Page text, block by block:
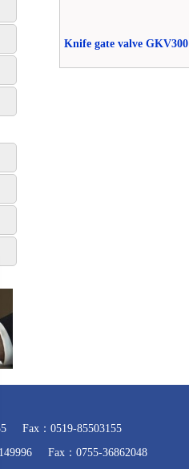
Knife gate valve GKV300
Fax：0519-85503155
Fax：0755-36862048